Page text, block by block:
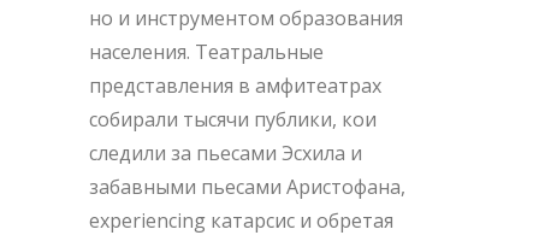
но и инструментом образования
населения. Театральные
представления в амфитеатрах
собирали тысячи публики, кои
следили за пьесами Эсхила и
забавными пьесами Аристофанa,
experiencing катарсис и обретая